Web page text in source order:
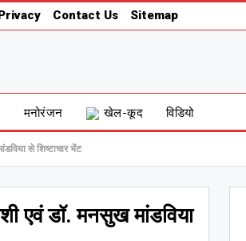
Contact Us Sitemap
मनोरंजन खेल-कूद विडियो
से शिष्टाचार भेंट
एवं डॉ. मनसुख मांडविया